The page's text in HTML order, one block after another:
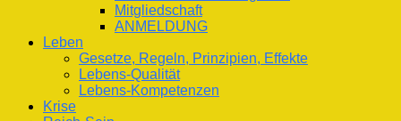
Mitgliedschaft
ANMELDUNG
Leben
Gesetze, Regeln, Prinzipien, Effekte
Lebens-Qualität
Lebens-Kompetenzen
Krise